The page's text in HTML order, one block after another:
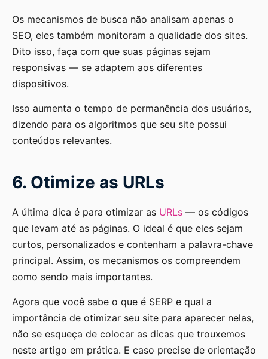
Os mecanismos de busca não analisam apenas o
SEO, eles também monitoram a qualidade dos sites.
Dito isso, faça com que suas páginas sejam
responsivas — se adaptem aos diferentes
dispositivos.
Isso aumenta o tempo de permanência dos usuários,
dizendo para os algoritmos que seu site possui
conteúdos relevantes.
6. Otimize as URLs
A última dica é para otimizar as URLs — os códigos
que levam até as páginas. O ideal é que eles sejam
curtos, personalizados e contenham a palavra-chave
principal. Assim, os mecanismos os compreendem
como sendo mais importantes.
Agora que você sabe o que é SERP e qual a
importância de otimizar seu site para aparecer nelas,
não se esqueça de colocar as dicas que trouxemos
neste artigo em prática. E caso precise de orientação